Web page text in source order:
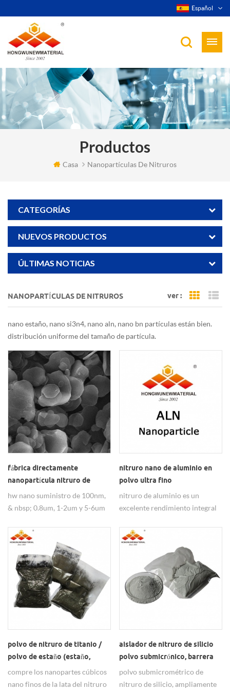
Español
Productos
Casa Nanopartículas De Nitruros
CATEGORÍAS
NUEVOS PRODUCTOS
ÚLTIMAS NOTICIAS
NANOPARTÍCULAS DE NITRUROS ver : Grid
nano estaño, nano si3n4, nano aln, nano bn partículas están bien.
distribución uniforme del tamaño de partícula.
fábrica directamente
nanopartícula nitruro de
nitruro hbn, 100nm, 99.8%
hw nano suministro de 100nm,
& nbsp; 0.8um, 1-2um y 5-6um
de boro, ampliamente utilizados
como lubricantes.
nitruro nano de aluminio en
polvo ultra fino
nitruro de aluminio es un
excelente rendimiento integral
que tienen buena conductividad
térmica, una serie de excelentes
características de aislamiento
eléctrico confiable, baja
constante dieléctrica y pérdida
dieléctrica, así como con silicio
no tóxico coincide con el
térmica, que se considera ser
una nueva generación de alto
grado de integración del
sustrato semiconductor y un
paquete de dispositivos
polvo de nitruro de titanio /
polvo de estaño (estaño,
99.5%, 100-200 nm, cúbico)
compre los nanopartes cúbicos
nano finos de la lata del nitruro
aislador de nitruro de silicio
polvo submicrónico, barrera
química nitruro de silicio
polvo submicrométrico de
nitruro de silicio, ampliamente